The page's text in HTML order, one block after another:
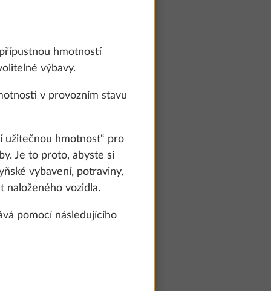
hmotností
výbavy.
v provozním stavu
užitečnou hmotnost“ pro
Je to proto, abyste si
vybavení, potraviny,
naloženého vozidla.
pomocí následujícího